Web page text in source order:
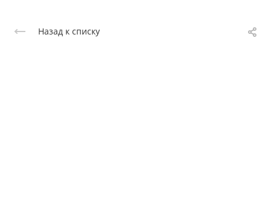
Назад к списку